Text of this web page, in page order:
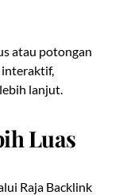
atau potongan
interaktif,
lanjut.
Luas
Raja Backlink